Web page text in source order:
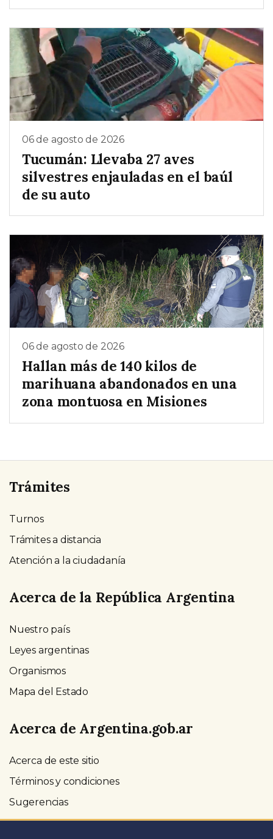
06 de agosto de 2026
Tucumán: Llevaba 27 aves
silvestres enjauladas en el baúl
de su auto
06 de agosto de 2026
Hallan más de 140 kilos de
marihuana abandonados en una
zona montuosa en Misiones
Trámites
Turnos
Trámites a distancia
Atención a la ciudadanía
Acerca de la República Argentina
Nuestro país
Leyes argentinas
Organismos
Mapa del Estado
Acerca de Argentina.gob.ar
Acerca de este sitio
Términos y condiciones
Sugerencias